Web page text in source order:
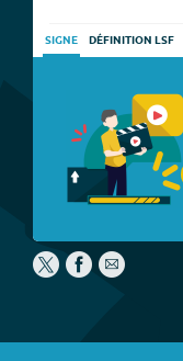
SIGNE DÉFINITION LSF